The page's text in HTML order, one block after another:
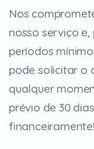
Nos
nosso serviço
períodos
pode solicitar o
qualquer
prévio de 30
financeiramente!